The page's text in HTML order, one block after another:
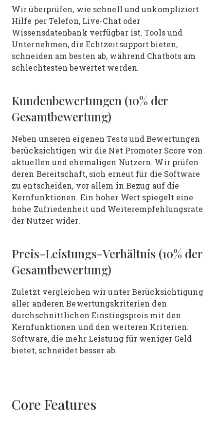
Wir überprüfen, wie schnell und unkompliziert
Hilfe per Telefon, Live-Chat oder
Wissensdatenbank verfügbar ist. Tools und
Unternehmen, die Echtzeitsupport bieten,
schneiden am besten ab, während Chatbots am
schlechtesten bewertet werden.
Kundenbewertungen (10% der
Gesamtbewertung)
Neben unseren eigenen Tests und Bewertungen
berücksichtigen wir die Net Promoter Score von
aktuellen und ehemaligen Nutzern. Wir prüfen
deren Bereitschaft, sich erneut für die Software
zu entscheiden, vor allem in Bezug auf die
Kernfunktionen. Ein hoher Wert spiegelt eine
hohe Zufriedenheit und Weiterempfehlungsrate
der Nutzer wider.
Preis-Leistungs-Verhältnis (10% der
Gesamtbewertung)
Zuletzt vergleichen wir unter Berücksichtigung
aller anderen Bewertungskriterien den
durchschnittlichen Einstiegspreis mit den
Kernfunktionen und den weiteren Kriterien.
Software, die mehr Leistung für weniger Geld
bietet, schneidet besser ab.
Core Features